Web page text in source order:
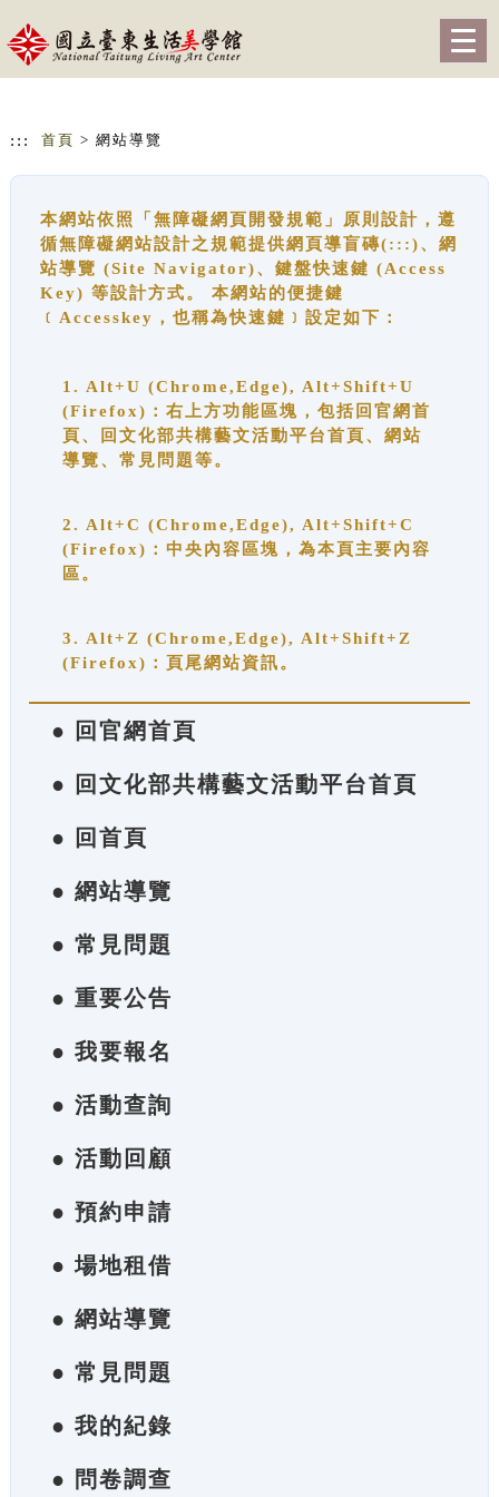
::: 首頁 > 網站導覽
本網站依照「無障礙網頁開發規範」原則設計，遵
循無障礙網站設計之規範提供網頁導盲磚(:::)、網
站導覽 (Site Navigator)、鍵盤快速鍵 (Access
Key) 等設計方式。 本網站的便捷鍵
﹝Accesskey，也稱為快速鍵﹞設定如下：
1. Alt+U (Chrome,Edge), Alt+Shift+U
(Firefox)：右上方功能區塊，包括回官網首
頁、回文化部共構藝文活動平台首頁、網站
導覽、常見問題等。
2. Alt+C (Chrome,Edge), Alt+Shift+C
(Firefox)：中央內容區塊，為本頁主要內容
區。
3. Alt+Z (Chrome,Edge), Alt+Shift+Z
(Firefox)：頁尾網站資訊。
● 回官網首頁
● 回文化部共構藝文活動平台首頁
● 回首頁
● 網站導覽
● 常見問題
● 重要公告
● 我要報名
● 活動查詢
● 活動回顧
● 預約申請
● 場地租借
● 網站導覽
● 常見問題
● 我的紀錄
● 問卷調查